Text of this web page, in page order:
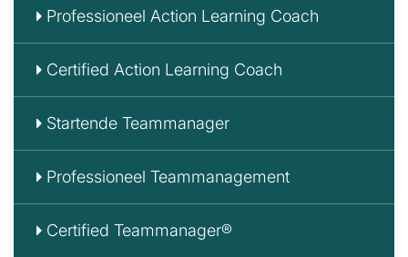
Professioneel Action Learning Coach
Certified Action Learning Coach
Startende Teammanager
Professioneel Teammanagement
Certified Teammanager®